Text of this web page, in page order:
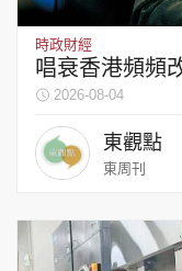
時政財經
唱衰香港頻頻
2026-08-04
東觀點
東周刊